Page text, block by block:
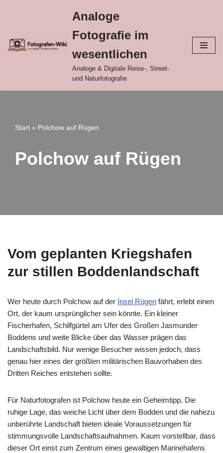
Inhalt
springen
Analoge
Fotografie im
wesentlichen
Analoge & Digitale Reise-, Street-
und Naturfotografie
Start » Polchow auf Rügen
Polchow auf Rügen
Vom geplanten Kriegshafen
zur stillen Boddenlandschaft
Wer heute durch Polchow auf der Insel Rügen fährt, erlebt einen
Ort, der kaum ursprünglicher sein könnte. Ein kleiner
Fischerhafen, Schilfgürtel am Ufer des Großen Jasmunder
Boddens und weite Blicke über das Wasser prägen das
Landschaftsbild. Nur wenige Besucher wissen jedoch, dass
genau hier eines der größten militärischen Bauvorhaben des
Dritten Reiches entstehen sollte.
Für Naturfotografen ist Polchow heute ein Geheimtipp. Die
ruhige Lage, das weiche Licht über dem Bodden und die nahezu
unberührte Landschaft bieten ideale Voraussetzungen für
stimmungsvolle Landschaftsaufnahmen. Kaum vorstellbar, dass
dieser Ort einst zum Zentrum eines gewaltigen Marinehafens